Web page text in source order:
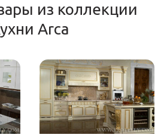
из коллекции
Arca